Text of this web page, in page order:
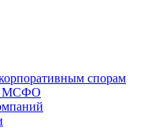
спорам
МСФО